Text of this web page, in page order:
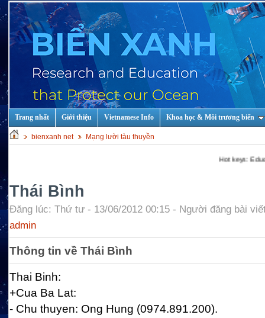
Trang nhất Giới thiệu Vietnamese Info Khoa học & Môi trương biển
bienxanh net Mạng lười tàu thuyền
Hot keys: Education
Thái Bình
Đăng lúc: Thứ tư - 13/06/2012 00:15 - Người đăng bài
admin
Thông tin về Thái Bình
Thai Binh:
+Cua Ba Lat:
- Chu thuyen: Ong Hung (0974.891.200).